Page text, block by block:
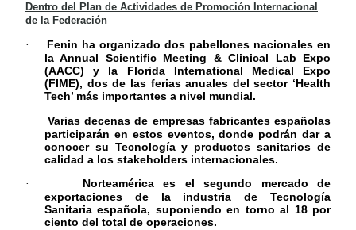
Dentro del Plan de Actividades de Promoción Internacional
de la Federación
·
Fenin ha organizado dos pabellones nacionales en
la Annual Scientific Meeting & Clinical Lab Expo
(AACC) y la Florida International Medical Expo
(FIME), dos de las ferias anuales del sector ‘Health
Tech’ más importantes a nivel mundial.
·
Varias decenas de empresas fabricantes españolas
participarán en estos eventos, donde podrán dar a
conocer su Tecnología y productos sanitarios de
calidad a los stakeholders internacionales.
·
Norteamérica es el segundo mercado de
exportaciones de la industria de Tecnología
Sanitaria española, suponiendo en torno al 18 por
ciento del total de operaciones.